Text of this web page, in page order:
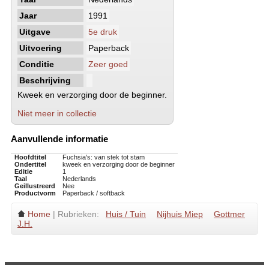
Jaar
1991
Uitgave
5e druk
Uitvoering
Paperback
Conditie
Zeer goed
Beschrijving
Kweek en verzorging door de beginner.
Niet meer in collectie
Aanvullende informatie
Hoofdtitel
Fuchsia's: van stek tot stam
Ondertitel
kweek en verzorging door de beginner
Editie
1
Taal
Nederlands
Geillustreerd
Nee
Productvorm
Paperback / softback
Home | Rubrieken: Huis / Tuin Nijhuis Miep
Gottmer
J.H.